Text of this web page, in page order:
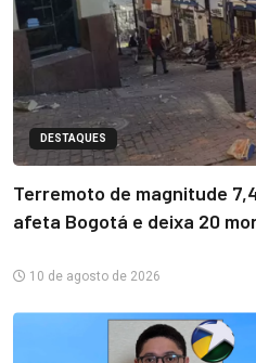
DESTAQUES
Terremoto de magnitude
afeta Bogotá e deixa 20
10 de agosto de 2026